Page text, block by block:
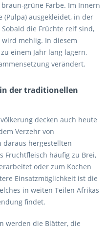
grüne Farbe. Im Innern
ausgekleidet, in der
die Früchte reif sind,
mehlig. In diesem
einem Jahr lang lagern,
verändert.
der traditionellen
decken auch heute
Verzehr von
hergestellten
Fruchtfleisch häufig zu Brei,
oder zum Kochen
Einsatzmöglichkeit ist die
in weiten Teilen Afrikas
findet.
werden die Blätter, die